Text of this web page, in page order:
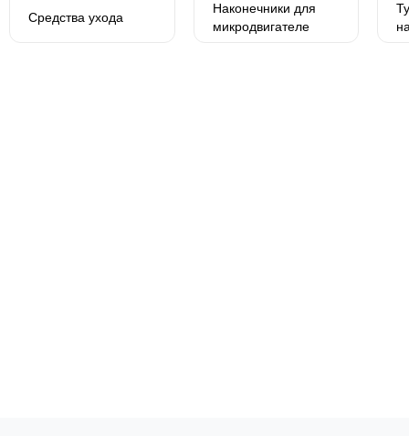
Средства ухода
Наконечники для
микродвигателе